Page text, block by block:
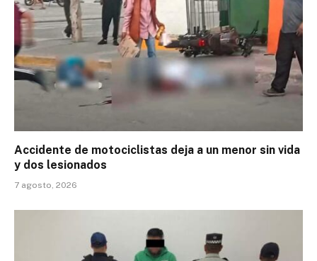
Accidente de motociclistas deja a un menor sin vida
y dos lesionados
7 agosto, 2026